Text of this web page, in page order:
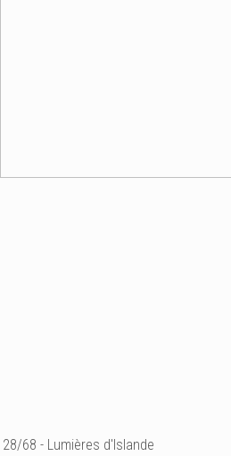
28/68 - Lumières d'Islande